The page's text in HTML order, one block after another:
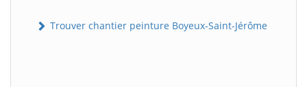
Trouver chantier peinture Boyeux-Saint-Jérôme